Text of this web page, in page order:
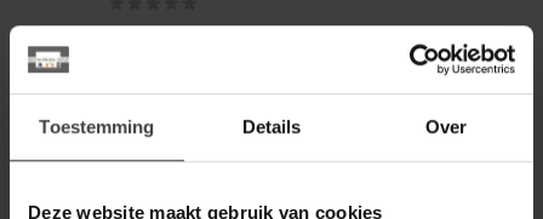
Toestemming Details Over
Deze website maakt gebruik van cookies
Showroommodel